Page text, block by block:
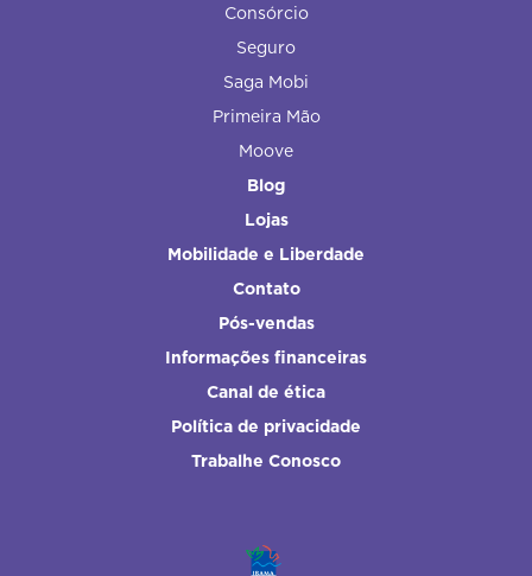
Consórcio
Seguro
Saga Mobi
Primeira Mão
Moove
Blog
Lojas
Mobilidade e Liberdade
Contato
Pós-vendas
Informações financeiras
Canal de ética
Política de privacidade
Trabalhe Conosco